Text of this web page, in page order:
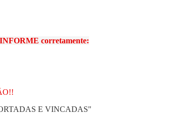
corretamente:
E VINCADAS"